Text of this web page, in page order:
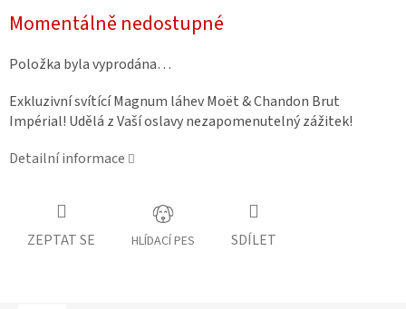
cena:
Momentálně nedostupné
Položka byla vyprodána…
Exkluzivní svítící Magnum láhev Moët & Chandon Brut
Impérial! Udělá z Vaší oslavy nezapomenutelný zážitek!
Detailní informace
ZEPTAT SE HLÍDACÍ PES SDÍLET